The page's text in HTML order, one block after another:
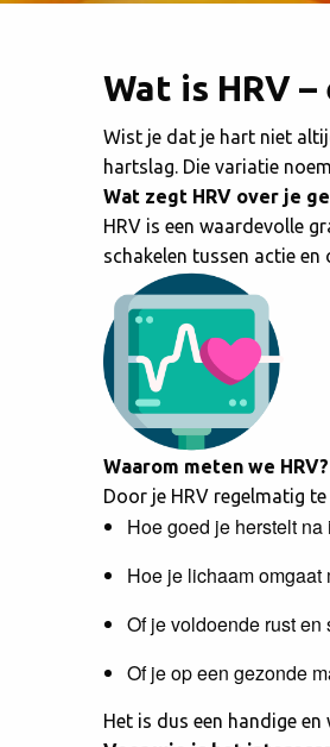
Wat is HRV
Wist je dat je hart niet
hartslag. Die variatie
Wat zegt HRV over je
HRV is een waardevolle
schakelen tussen actie en
Waarom meten we HRV?
Door je HRV regelmatig
Hoe goed je herstelt
Hoe je lichaam omgaat
Of je voldoende rust en
Of je op een gezonde
Het is dus een handige